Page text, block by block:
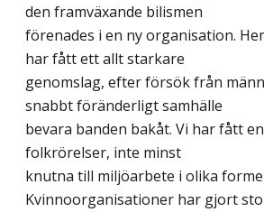
den framväxande bilismen
förenades i en ny organisation.
har fått ett allt starkare
genomslag, efter försök från
snabbt föränderligt samhälle
bevara banden bakåt. Vi har fått en
folkrörelser, inte minst
knutna till miljöarbete i olika
Kvinnoorganisationer har gjort